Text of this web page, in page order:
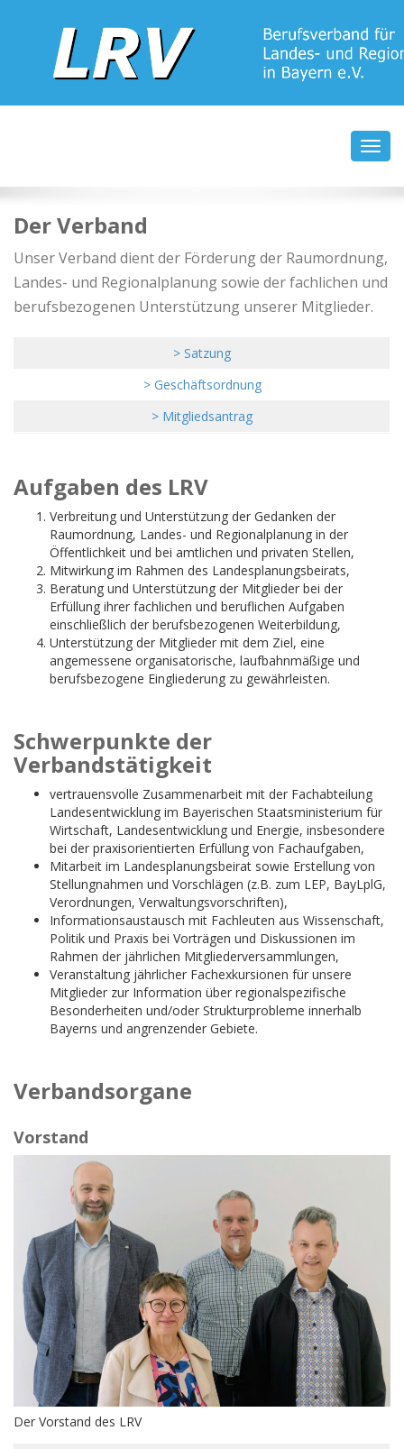
Der Verband
Unser Verband dient der Förderung der Raumordnung,
Landes- und Regionalplanung sowie der fachlichen und
berufsbezogenen Unterstützung unserer Mitglieder.
> Satzung
> Geschäftsordnung
> Mitgliedsantrag
Aufgaben des LRV
Verbreitung und Unterstützung der Gedanken der
Raumordnung, Landes- und Regionalplanung in der
Öffentlichkeit und bei amtlichen und privaten Stellen,
Mitwirkung im Rahmen des Landesplanungsbeirats,
Beratung und Unterstützung der Mitglieder bei der
Erfüllung ihrer fachlichen und beruflichen Aufgaben
einschließlich der berufsbezogenen Weiterbildung,
Unterstützung der Mitglieder mit dem Ziel, eine
angemessene organisatorische, laufbahnmäßige und
berufsbezogene Eingliederung zu gewährleisten.
Schwerpunkte der
Verbandstätigkeit
vertrauensvolle Zusammenarbeit mit der Fachabteilung
Landesentwicklung im Bayerischen Staatsministerium für
Wirtschaft, Landesentwicklung und Energie, insbesondere
bei der praxisorientierten Erfüllung von Fachaufgaben,
Mitarbeit im Landesplanungsbeirat sowie Erstellung von
Stellungnahmen und Vorschlägen (z.B. zum LEP, BayLplG,
Verordnungen, Verwaltungsvorschriften),
Informationsaustausch mit Fachleuten aus Wissenschaft,
Politik und Praxis bei Vorträgen und Diskussionen im
Rahmen der jährlichen Mitgliederversammlungen,
Veranstaltung jährlicher Fachexkursionen für unsere
Mitglieder zur Information über regionalspezifische
Besonderheiten und/oder Strukturprobleme innerhalb
Bayerns und angrenzender Gebiete.
Verbandsorgane
Vorstand
Der Vorstand des LRV